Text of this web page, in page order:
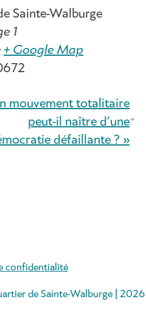
Sainte-Walburge
1
+ Google Map
mouvement totalitaire
peut-il naître d’une
défaillante ? »
confidentialité
de Sainte-Walburge | 2026